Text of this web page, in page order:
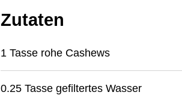
Zutaten
1 Tasse rohe Cashews
0.25 Tasse gefiltertes Wasser